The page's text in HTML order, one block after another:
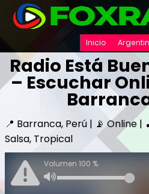
Inicio
Radio Está
– Escuchar
📍 Barranca, Perú | 📡 Online |
Salsa, Tropical
Volumen 100 %